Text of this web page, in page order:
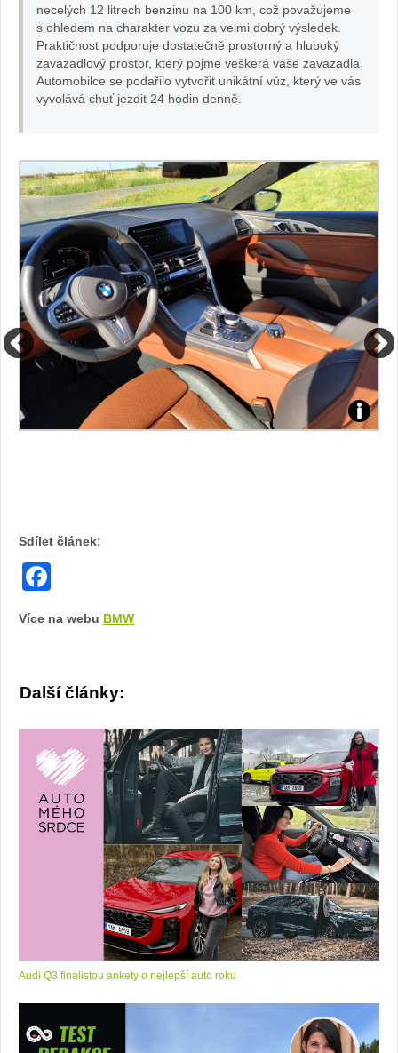
necelých 12 litrech benzinu na 100 km, což považujeme
s ohledem na charakter vozu za velmi dobrý výsledek.
Praktičnost podporuje dostatečně prostorný a hluboký
zavazadlový prostor, který pojme veškerá vaše zavazadla.
Automobilce se podařilo vytvořit unikátní vůz, který ve vás
vyvolává chuť jezdit 24 hodin denně.
Foto:
Sdílet článek:
Více na webu BMW
Další články:
Audi Q3 finalistou ankety o nejlepší auto roku